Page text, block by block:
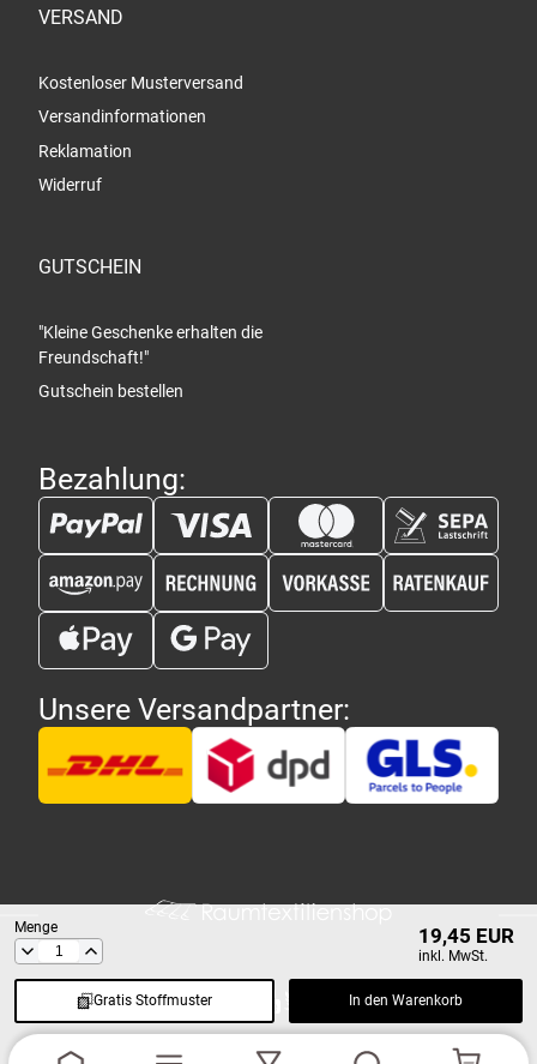
Menge 19,45 EUR
inkl. MwSt.
In den Warenkorb
Gratis Stoffmuster
VERSAND
Kostenloser Musterversand
Versandinformationen
Reklamation
Widerruf
GUTSCHEIN
"Kleine Geschenke erhalten die
Freundschaft!"
Gutschein bestellen
Bezahlung:
Unsere Versandpartner: